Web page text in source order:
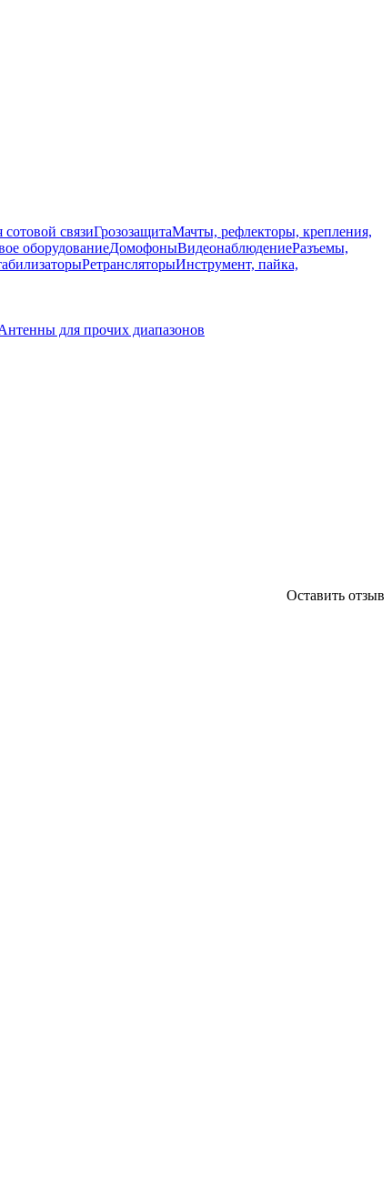
связиГрозозащитаМачты, рефлекторы, крепления,
оборудованиеДомофоныВидеонаблюдениеРазъемы,
РетрансляторыИнструмент, пайка,
для прочих диапазонов
Оставить отзыв